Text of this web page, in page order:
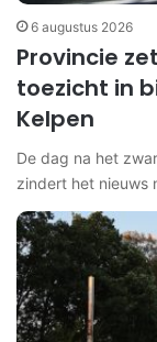
6 augustus 2026
Provincie
toezicht in
Kelpen
De dag na het
zindert het nieuws